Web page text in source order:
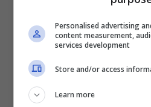
sicuramente…
4. Evitate di
banali
Personalised advertising
content measurement,
services development
Store and/or access
Learn more